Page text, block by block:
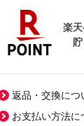
返品・交換につ
お支払い方法に